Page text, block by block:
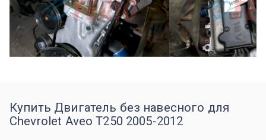
Купить Двигатель без навесного для
Chevrolet Aveo T250 2005-2012